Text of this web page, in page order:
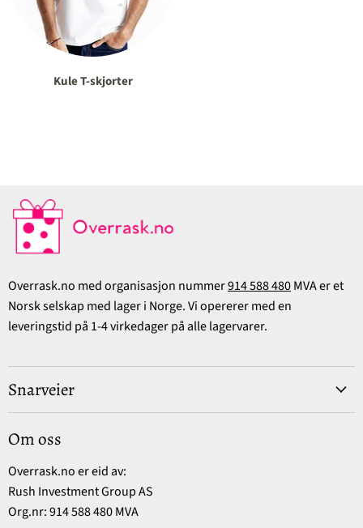
Kule T-skjorter
Overrask.no med organisasjon nummer914 588 480MVA er et
Norsk selskap med lager i Norge. Vi opererer med en
leveringstid på 1-4 virkedager på alle lagervarer.
Snarveier
Om oss
Overrask.no er eid av:
Rush Investment Group AS
Org.nr: 914 588 480 MVA